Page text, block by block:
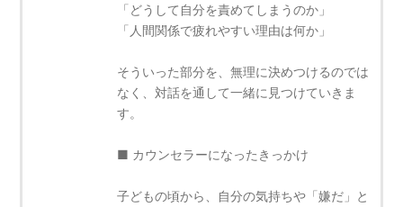
「どうして自分を責めてしまうのか」
「人間関係で疲れやすい理由は何か」
そういった部分を、無理に決めつけるのでは
なく、対話を通して一緒に見つけていきま
す。
■ カウンセラーになったきっかけ
子どもの頃から、自分の気持ちや「嫌だ」と